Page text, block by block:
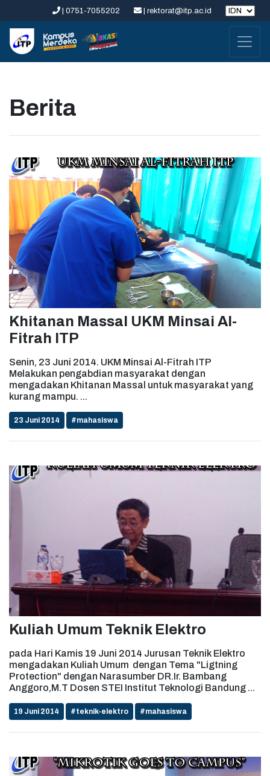
| 0751-7055202 | rektorat@itp.ac.id
Berita
Khitanan Massal UKM Minsai Al-
Fitrah ITP
Senin, 23 Juni 2014. UKM Minsai Al-Fitrah ITP
Melakukan pengabdian masyarakat dengan
mengadakan Khitanan Massal untuk masyarakat yang
kurang mampu. ...
23 Juni 2014 #mahasiswa
Kuliah Umum Teknik Elektro
pada Hari Kamis 19 Juni 2014 Jurusan Teknik Elektro
mengadakan Kuliah Umum dengan Tema "Ligtning
Protection" dengan Narasumber DR.Ir. Bambang
Anggoro,M.T Dosen STEI Institut Teknologi Bandung ...
19 Juni 2014 #teknik-elektro #mahasiswa